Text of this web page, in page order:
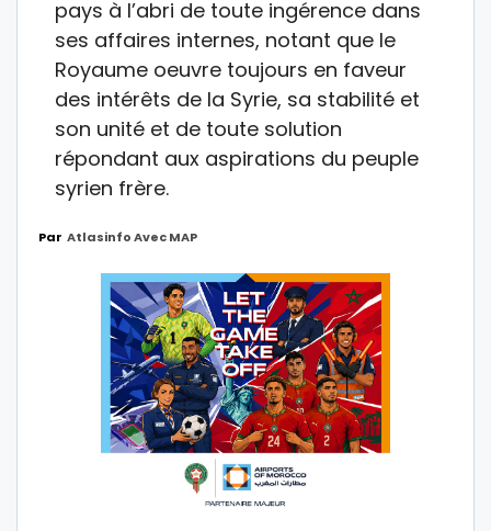
pays à l’abri de toute ingérence dans
ses affaires internes, notant que le
Royaume oeuvre toujours en faveur
des intérêts de la Syrie, sa stabilité et
son unité et de toute solution
répondant aux aspirations du peuple
syrien frère.
Par Atlasinfo Avec MAP